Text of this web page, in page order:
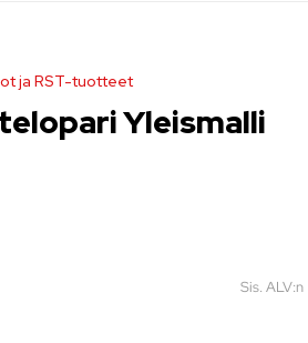
ja RST-tuotteet
Yleismalli
Sis. ALV:n